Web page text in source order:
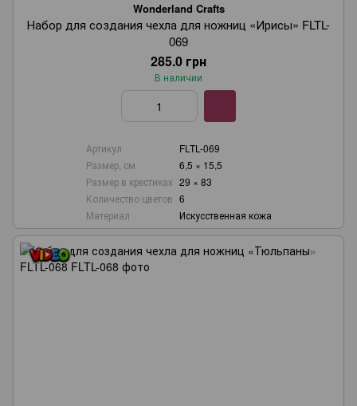
Wonderland Crafts
Набор для создания чехла для ножниц «Ирисы» FLTL-
069
285.0 грн
В наличии
Артикул
FLTL-069
Размер, см
6,5 × 15,5
Размер в крестиках 29 × 83
Количество цветов 6
Материал
Искусственная кожа